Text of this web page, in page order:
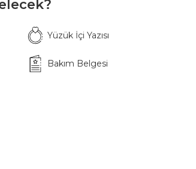
Yüzük İçi Yazısı
Bakım Belgesi